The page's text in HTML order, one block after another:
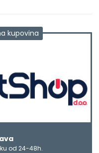
kupovina
od 24-48h.